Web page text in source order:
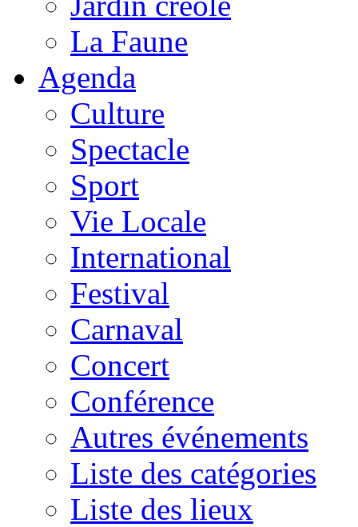
La Faune
Agenda
Culture
Spectacle
Sport
Vie Locale
International
Festival
Carnaval
Concert
Conférence
Autres événements
Liste des catégories
Liste des lieux